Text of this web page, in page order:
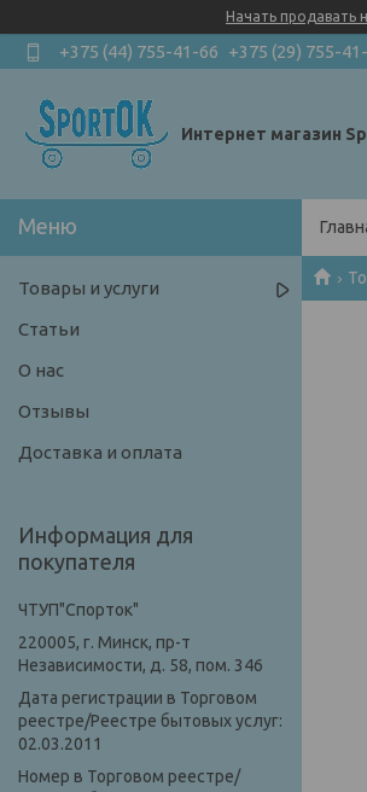
Начать продавать
+375 (44) 755-41-66 +375 (29) 755-
Интернет магазин
Товары и услуги
Статьи
О нас
Отзывы
Доставка и оплата
Информация для
покупателя
ЧТУП"Спорток"
220005, г. Минск, пр-т
Независимости, д. 58, пом. 346
Дата регистрации в Торговом
реестре/Реестре бытовых услуг:
02.03.2011
Номер в Торговом реестре/